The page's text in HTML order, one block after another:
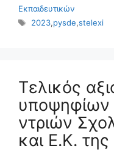
Εκπαιδευτικών
Ετικέτες
2023,pysde,stelexi
Τελικός
υποψηφίων
ντριών
και Ε.Κ. της